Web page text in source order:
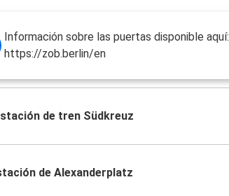
Información sobre las puertas disponible aquí:
https://zob.berlin/en
de tren Südkreuz
de Alexanderplatz